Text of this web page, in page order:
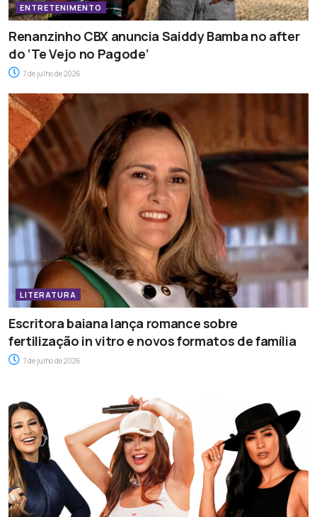
ENTRETENIMENTO
Renanzinho CBX anuncia Saiddy Bamba no after
do ‘Te Vejo no Pagode’
7 de julho de 2026
LITERATURA
Escritora baiana lança romance sobre
fertilização in vitro e novos formatos de família
7 de julho de 2026